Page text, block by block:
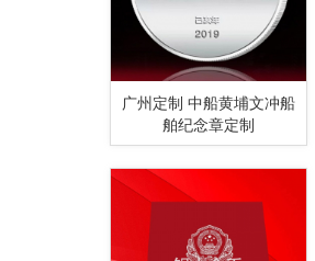
广州定制 中船黄埔文冲船
舶纪念章定制